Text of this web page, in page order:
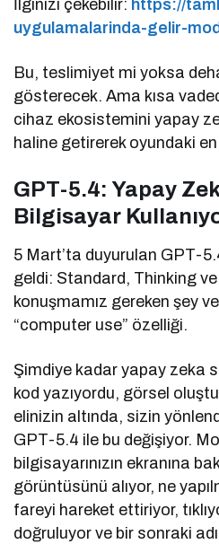
İlginizi çekebilir: https://
uygulamalarinda-gelir-
Bu, teslimiyet mi yoksa
gösterecek. Ama kısa
cihaz ekosistemini yapay
haline getirerek oyundaki
GPT-5.4: Yapay
Bilgisayar
5 Mart’ta duyurulan GPT-
geldi: Standard, Thinking ve
konuşmamız gereken şey
“computer use” özelliği.
Şimdiye kadar yapay zeka
kod yazıyordu, görsel
elinizin altında, sizin
GPT-5.4 ile bu değişiyor.
bilgisayarınızın ekranına
görüntüsünü alıyor, ne
fareyi hareket ettiriyor,
doğruluyor ve bir sonraki